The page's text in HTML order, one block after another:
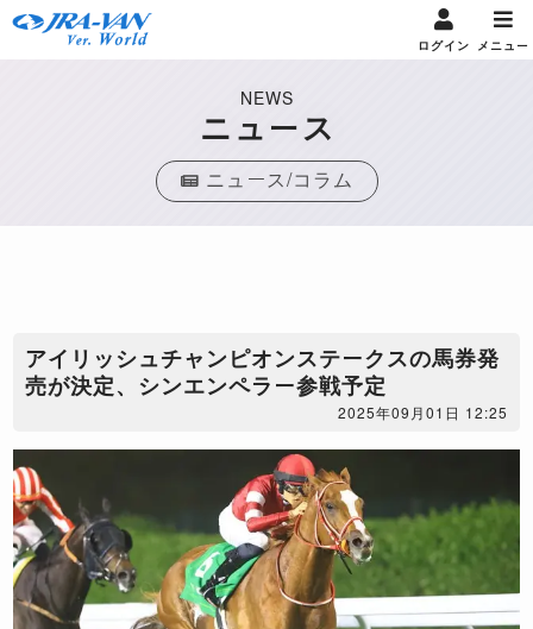
ログイン メニュー
NEWS
ニュース
ニュース/コラム
アイリッシュチャンピオンステークスの馬券発
売が決定、シンエンペラー参戦予定
2025年09月01日 12:25